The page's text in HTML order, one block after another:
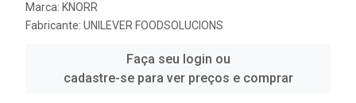
Marca: KNORR
Fabricante: UNILEVER FOODSOLUCIONS
Faça seu login ou
cadastre-se para ver preços e comprar